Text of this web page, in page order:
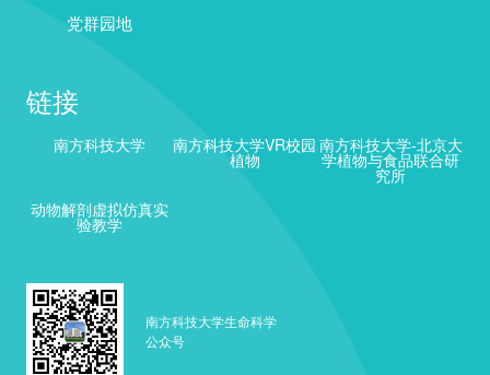
党群园地
链接
南方科技大学 南方科技大学VR校园
植物
南方科技大学-北京大
学植物与食品联合研
究所
动物解剖虚拟仿真实
验教学
南方科技大学生命科学
公众号